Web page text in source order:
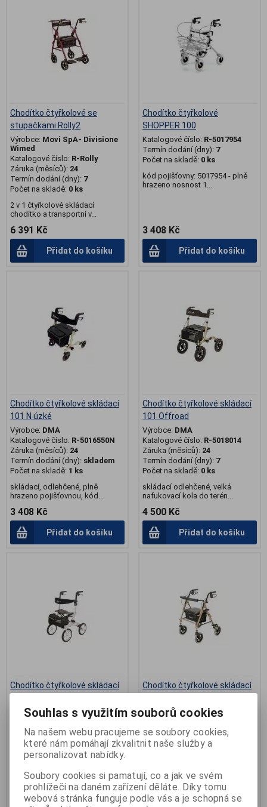
Chodítko čtyřkolové se
stupačkami Rolly2
Výrobce: Movi SpA- Divisione
Wimed
Katalogové číslo: R-Rolly
Záruka (měsíců): 24
Termín dodání (dny): 7
Počet na skladě: 0 ks
2 v 1 čtyřkolové skládací
chodítko a transportní v...
6 391 Kč
Přidat do košíku
Chodítko čtyřkolové
SHOPPER 100
Katalogové číslo: R-5017954
Termín dodání (dny): 7
Počet na skladě: 0 ks
kód pojišťovny: 5017954 - plně
hrazeno nosnost 1...
3 408 Kč
Přidat do košíku
Chodítko čtyřkolové skládací
101 N úzké
Výrobce: DMA
Katalogové číslo: R-5016550N
Záruka (měsíců): 24
Termín dodání (dny): skladem
Počet na skladě: 1 ks
skládací, odlehčené, plně
hrazeno pojišťovnou, kód...
3 408 Kč
Přidat do košíku
Chodítko čtyřkolové skládací
101 Offroad
Výrobce: DMA
Katalogové číslo: R-5018014
Záruka (měsíců): 24
Termín dodání (dny): 7
Počet na skladě: 0 ks
skládací odlehčené, velká
nafukovací kola do terén...
4 500 Kč
Přidat do košíku
Chodítko čtyřkolové skládací
Katalogové číslo: R-5017960
skladem
Počet na skladě: 1 ks
kód VZP 5017960, úhrada ZP
3.408,16 Kč, nosnost 12...
8 999 Kč
Přidat do košíku
Chodítko čtyřkolové skládací
Katalogové číslo:R-5017956
Termín dodání (dny):7
Počet na skladě:0 ks
3 949 Kč
Přidat do košíku
Souhlas s využitím souborů cookies
Na našem webu pracujeme se soubory cookies,
které nám pomáhají zkvalitnit naše služby a
personalizovat nabídky.
Soubory cookies si pamatují, co a jak ve svém
prohlížeči na daném zařízení děláte. Díky tomu
webová stránka funguje podle vás a je schopná se